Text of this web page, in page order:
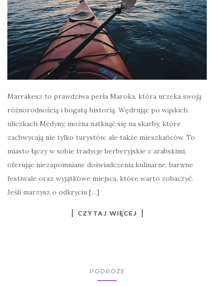
Marrakesz to prawdziwa perła Maroka, która urzeka swoją
różnorodnością i bogatą historią. Wędrując po wąskich
uliczkach Medyny, można natknąć się na skarby, które
zachwycają nie tylko turystów, ale także mieszkańców. To
miasto łączy w sobie tradycje berberyjskie z arabskimi,
oferując niezapomniane doświadczenia kulinarne, barwne
festiwale oraz wyjątkowe miejsca, które warto zobaczyć.
Jeśli marzysz o odkryciu […]
CZYTAJ WIĘCEJ
PODRÓŻE